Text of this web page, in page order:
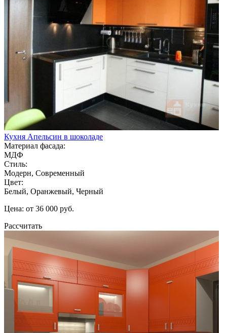
Кухня Апельсин в шоколаде
Материал фасада:
МДФ
Стиль:
Модерн, Современный
Цвет:
Белый, Оранжевый, Черный
Цена: от 36 000 руб.
Рассчитать